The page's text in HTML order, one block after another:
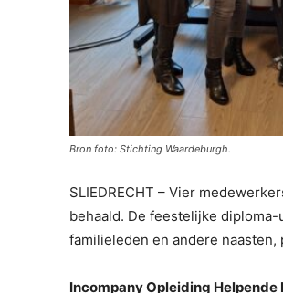
Bron foto: Stichting Waardeburgh.
SLIEDRECHT – Vier
behaald. De feestelijke
familieleden en andere
Incompany Opleiding Helpende